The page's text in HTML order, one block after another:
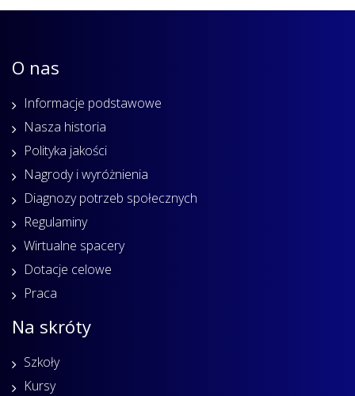
O nas
Informacje podstawowe
Nasza historia
Polityka jakości
Nagrody i wyróżnienia
Diagnozy potrzeb społecznych
Regulaminy
Wirtualne spacery
Dotacje celowe
Praca
Na skróty
Szkoły
Kursy